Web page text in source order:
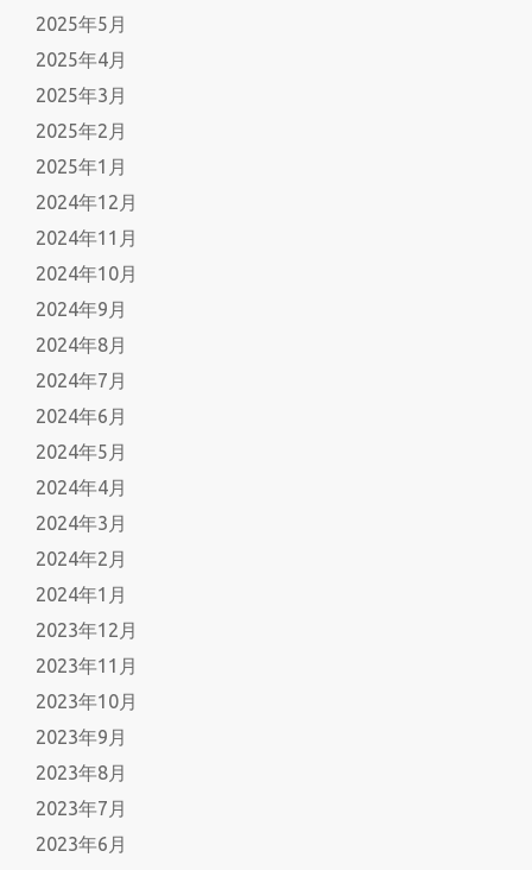
2025年5月
2025年4月
2025年3月
2025年2月
2025年1月
2024年12月
2024年11月
2024年10月
2024年9月
2024年8月
2024年7月
2024年6月
2024年5月
2024年4月
2024年3月
2024年2月
2024年1月
2023年12月
2023年11月
2023年10月
2023年9月
2023年8月
2023年7月
2023年6月